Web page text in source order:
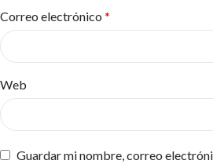
Correo electrónico *
Web
Guardar mi nombre, correo